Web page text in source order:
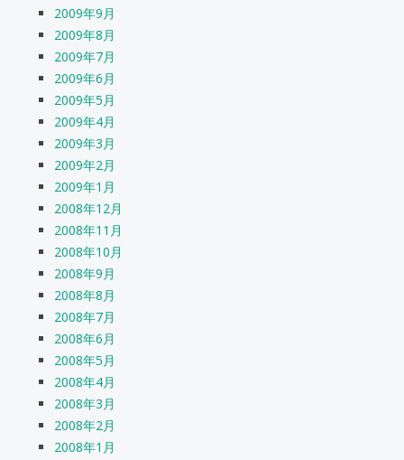
2009年9月
2009年8月
2009年7月
2009年6月
2009年5月
2009年4月
2009年3月
2009年2月
2009年1月
2008年12月
2008年11月
2008年10月
2008年9月
2008年8月
2008年7月
2008年6月
2008年5月
2008年4月
2008年3月
2008年2月
2008年1月